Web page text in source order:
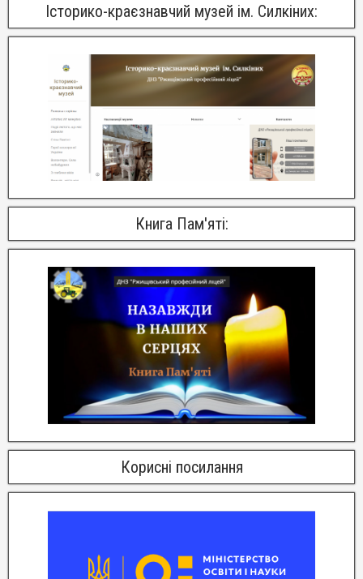
Історико-краєзнавчий музей ім. Силкіних:
Книга Пам'яті:
Корисні посилання